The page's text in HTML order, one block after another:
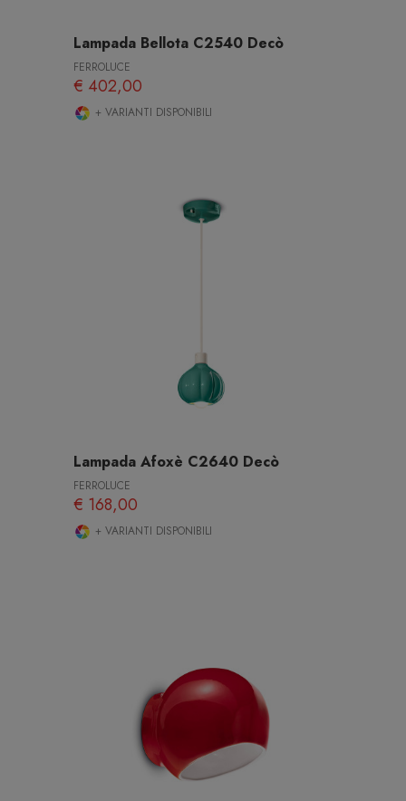
Lampada Bellota C2540 Decò
FERROLUCE
€ 402,00
+ VARIANTI DISPONIBILI
Lampada Afoxè C2640 Decò
FERROLUCE
€ 168,00
+ VARIANTI DISPONIBILI